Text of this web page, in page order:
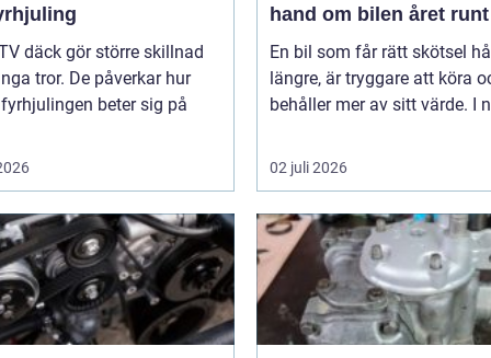
däck gör större skillnad
tror. De påverkar hur
beter sig på
hand om bilen året runt
En bil som får rätt skötsel
längre, är tryggare att köra
behåller mer av sitt värde. I
02 juli 2026